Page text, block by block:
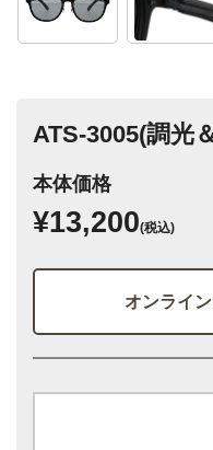
ATS-3005(調光
本体価格
¥13,200(税込)
オンライ